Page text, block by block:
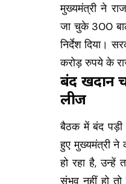
मुख्यमंत्री ने
जा चुके 300
निर्देश दिया।
करोड़ रुपये के
बंद खदानें
लीज
बैठक में बंद पड़ी
हुए मुख्यमंत्री ने
हो रहा है, उन्हें
संभव नहीं हो तो